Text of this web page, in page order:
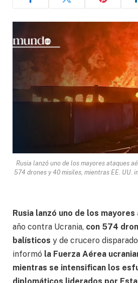
Rusia lanzó uno de los mayores ataques
574 drones y 40 misiles, mientras EE. UU.
Rusia lanzó uno de los
año contra Ucrania, con 574
balísticos y de crucero
informó la Fuerza Aérea
mientras se intensifican los